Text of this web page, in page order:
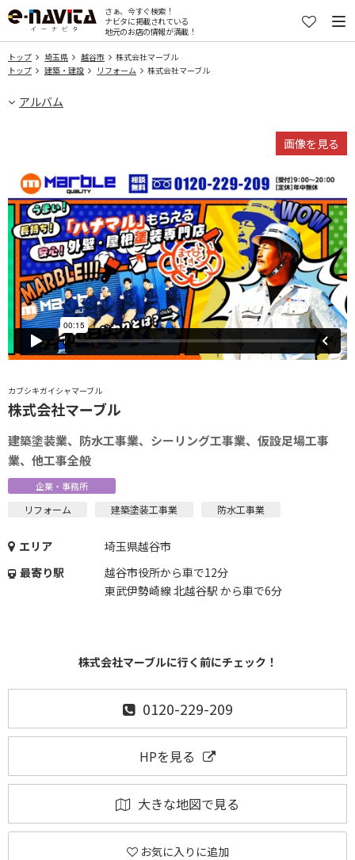
さぁ、今すぐ検索！
ナビタに掲載されている
地元のお店の情報が満載！
トップ 埼玉県 越谷市
株式会社マーブル
トップ
建築・建設 リフォーム 株式会社マーブル
アルバム
カブシキガイシャマーブル
株式会社マーブル
建築塗装業、防水工事業、シーリング工事業、仮設足場工事
業、他工事全般
企業・事務所
リフォーム 建築塗装工事業 防水工事業
エリア
埼玉県越谷市
最寄り駅
越谷市役所から車で12分
東武伊勢崎線 北越谷駅 から車で6分
株式会社マーブルに行く前にチェック！
0120-229-209
HPを見る
大きな地図で見る
お気に入りに追加
画像を見る